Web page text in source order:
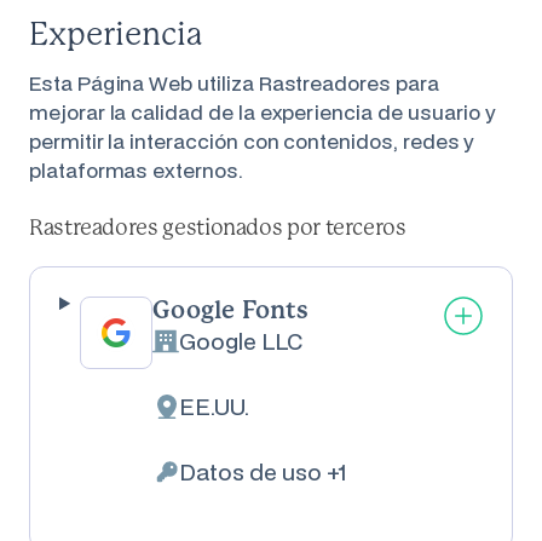
Experiencia
Esta Página Web utiliza Rastreadores para
mejorar la calidad de la experiencia de usuario y
permitir la interacción con contenidos, redes y
plataformas externos.
Rastreadores gestionados por terceros
Google Fonts
Empresa:
Google LLC
Lugar de tratamiento:
EE.UU.
Datos Personales tratados:
Datos de uso +1